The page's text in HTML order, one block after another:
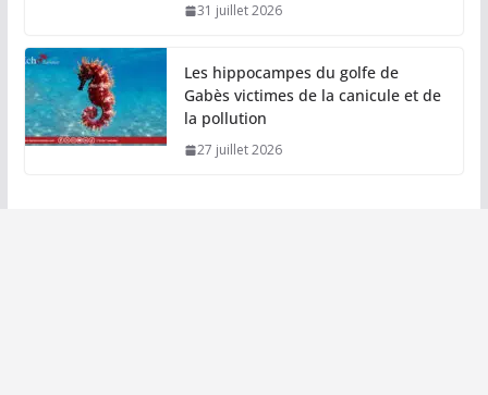
31 juillet 2026
Les hippocampes du golfe de
Gabès victimes de la canicule et de
la pollution
27 juillet 2026